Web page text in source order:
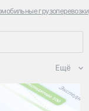
грузоперевозки
Ещё